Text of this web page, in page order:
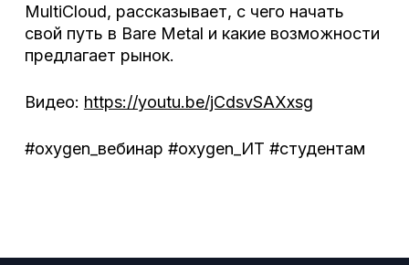
MultiCloud, рассказывает, с чего начать
свой путь в Bare Metal и какие возможности
предлагает рынок.
Видео: https://youtu.be/jCdsvSAXxsg
#oxygen_вебинар #oxygen_ИТ #студентам